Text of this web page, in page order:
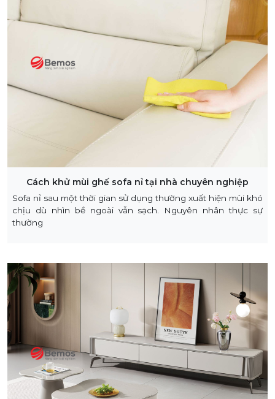
Cách khử mùi ghế sofa nỉ tại nhà chuyên nghiệp
Sofa nỉ sau một thời gian sử dụng thường xuất hiện mùi khó
chịu dù nhìn bề ngoài vẫn sạch. Nguyên nhân thực sự
thường